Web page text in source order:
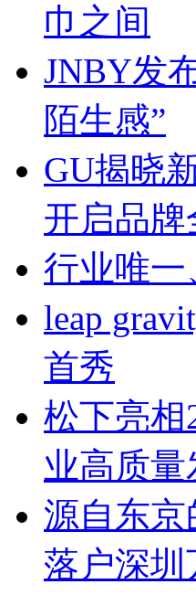
巾之间
JNBY发
陌生感”
GU揭晓
开启品
行业唯
leap
首秀
松下亮相
业高质量
源自东京
落户深